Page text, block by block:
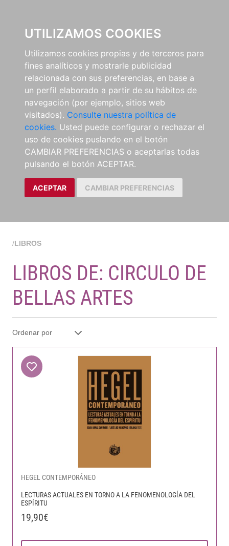
UTILIZAMOS COOKIES
Utilizamos cookies propias y de terceros para
fines analíticos y mostrarle publicidad
relacionada con sus preferencias, en base a
un perfil elaborado a partir de su hábitos de
navegación (por ejemplo, sitios web
visitados). Consulte nuestra política de
cookies. Usted puede configurar o rechazar el
uso de cookies puslando en el botón
CAMBIAR PREFERENCIAS o aceptarlas todas
pulsando el botón ACEPTAR.
ACEPTAR CAMBIAR PREFERENCIAS
/LIBROS
LIBROS DE: CIRCULO DE
BELLAS ARTES
HEGEL CONTEMPORÁNEO
LECTURAS ACTUALES EN TORNO A LA FENOMENOLOGÍA DEL
ESPÍRITU
19,90€